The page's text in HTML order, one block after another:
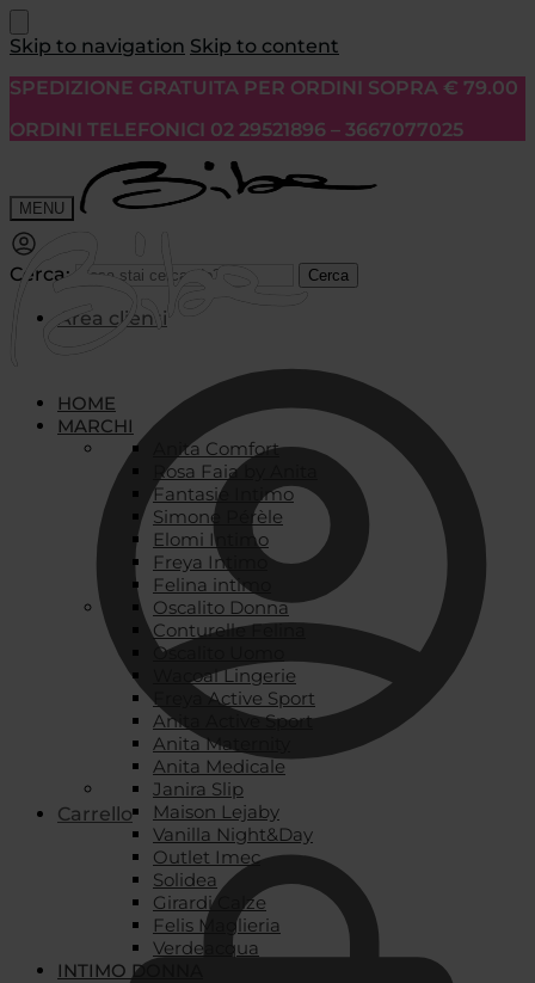
Skip to navigation Skip to content
SPEDIZIONE GRATUITA PER ORDINI SOPRA € 79.00
ORDINI TELEFONICI 02 29521896 – 3667077025
MENU
Cerca: Cerca
Area clienti
Carrello
HOME
MARCHI
Anita Comfort
Rosa Faia by Anita
Fantasie Intimo
Simone Pérèle
Elomi Intimo
Freya Intimo
Felina intimo
Oscalito Donna
Conturelle Felina
Oscalito Uomo
Wacoal Lingerie
Freya Active Sport
Anita Active Sport
Anita Maternity
Anita Medicale
Janira Slip
Maison Lejaby
Vanilla Night&Day
Outlet Imec
Solidea
Girardi Calze
Felis Maglieria
Verdeacqua
INTIMO DONNA